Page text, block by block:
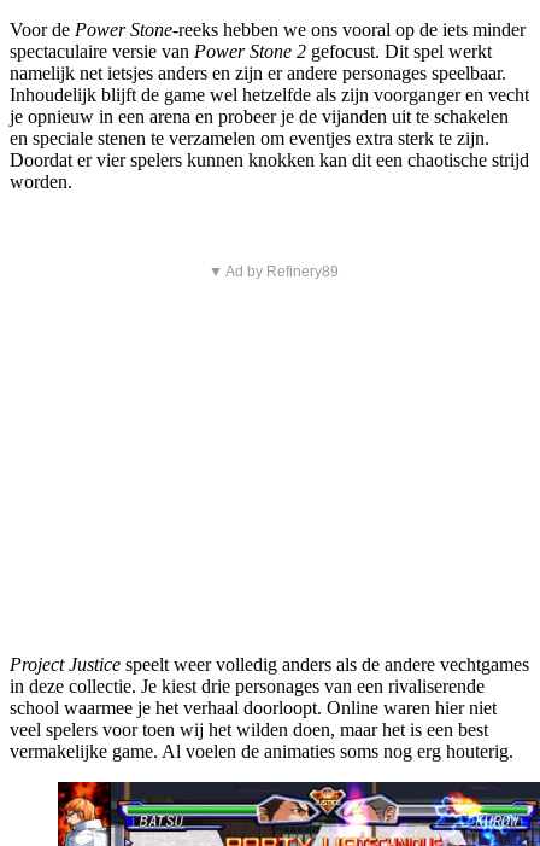
Voor de Power Stone-reeks hebben we ons vooral op de iets minder
spectaculaire versie van Power Stone 2 gefocust. Dit spel werkt
namelijk net ietsjes anders en zijn er andere personages speelbaar.
Inhoudelijk blijft de game wel hetzelfde als zijn voorganger en vecht
je opnieuw in een arena en probeer je de vijanden uit te schakelen
en speciale stenen te verzamelen om eventjes extra sterk te zijn.
Doordat er vier spelers kunnen knokken kan dit een chaotische strijd
worden.
▼ Ad by Refinery89
Project Justice speelt weer volledig anders als de andere vechtgames
in deze collectie. Je kiest drie personages van een rivaliserende
school waarmee je het verhaal doorloopt. Online waren hier niet
veel spelers voor toen wij het wilden doen, maar het is een best
vermakelijke game. Al voelen de animaties soms nog erg houterig.